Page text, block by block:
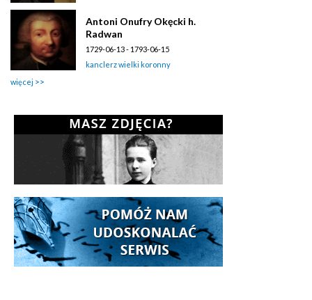
Antoni Onufry Okęcki h.
Radwan
1729-06-13 - 1793-06-15
kanclerz wielki koronny
więcej